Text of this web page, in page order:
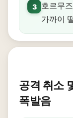
3
호르무
가까이
공격 취소
폭발음